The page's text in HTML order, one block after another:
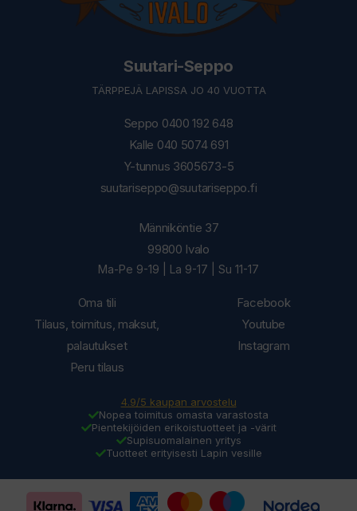
Suutari-Seppo
TÄRPPEJÄ LAPISSA JO 40 VUOTTA
Seppo 0400 192 648
Kalle 040 5074 691
Y-tunnus 3605673-5
suutariseppo@suutariseppo.fi
Oma tili
Tilaus, toimitus, maksut,
palautukset
Peru tilaus
Männiköntie 37
99800 Ivalo
Ma-Pe 9-19 | La 9-17 | Su 11-17
Facebook
Youtube
Instagram
4.9/5 kaupan arvostelu
Nopea toimitus omasta varastosta
Pientekijöiden erikoistuotteet ja -värit
Supisuomalainen yritys
Tuotteet erityisesti Lapin vesille